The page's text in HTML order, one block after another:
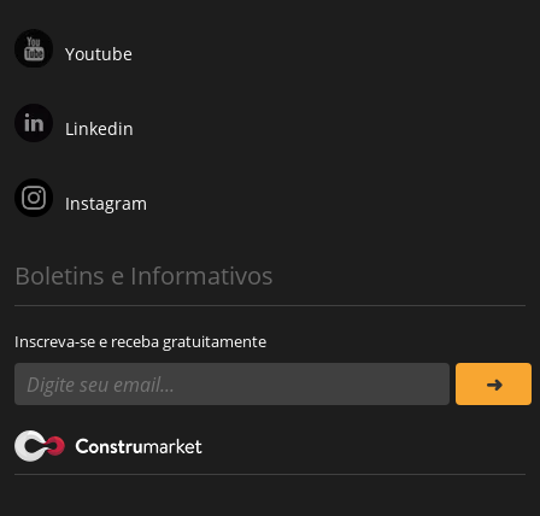
Youtube
Linkedin
Instagram
Boletins e Informativos
Inscreva-se e receba gratuitamente